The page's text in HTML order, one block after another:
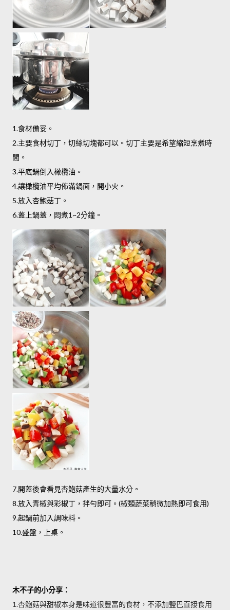
1.食材備妥。
2.主要食材切丁，切絲切塊都可以。切丁主要是希望縮短烹煮時
間。
3.平底鍋倒入橄欖油。
4.讓橄欖油平均佈滿鍋面，開小火。
5.放入杏鮑菇丁。
6.蓋上鍋蓋，悶煮1~2分鐘。
7.開蓋後會看見杏鮑菇產生的大量水分。
8.放入青椒與彩椒丁，拌勻即可。(椒類蔬菜稍微加熱即可食用)
9.起鍋前加入調味料。
10.盛盤，上桌。
木不子的小分享：
1.杏鮑菇與甜椒本身是味道很豐富的食材，不添加鹽巴直接食用